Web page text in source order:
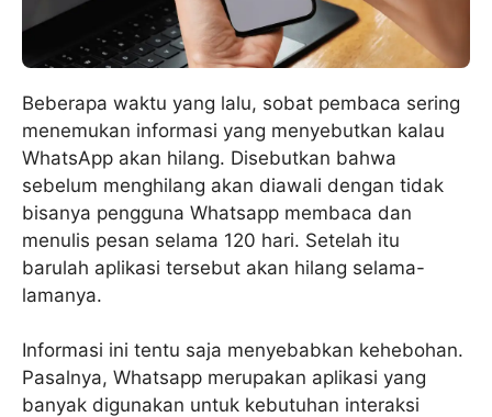
Beberapa waktu yang lalu, sobat pembaca sering
menemukan informasi yang menyebutkan kalau
WhatsApp akan hilang. Disebutkan bahwa
sebelum menghilang akan diawali dengan tidak
bisanya pengguna Whatsapp membaca dan
menulis pesan selama 120 hari. Setelah itu
barulah aplikasi tersebut akan hilang selama-
lamanya.
Informasi ini tentu saja menyebabkan kehebohan.
Pasalnya, Whatsapp merupakan aplikasi yang
banyak digunakan untuk kebutuhan interaksi